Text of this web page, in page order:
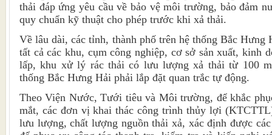
thải đáp ứng yêu cầu về bảo vệ môi trường, bảo đảm
quy chuẩn kỹ thuật cho phép trước khi xả thải.
Về lâu dài, các tỉnh, thành phố trên hệ thống Bắc Hưng
tất cả các khu, cụm công nghiệp, cơ sở sản xuất, kinh
lấp, khu xử lý rác thải có lưu lượng xả thải từ 100
thống Bắc Hưng Hải phải lắp đặt quan trắc tự động.
Theo Viện Nước, Tưới tiêu và Môi trường, để khắc
mắt, các đơn vị khai thác công trình thủy lợi
lưu lượng, chất lượng nguồn thải xả, xác định được